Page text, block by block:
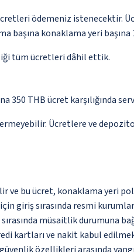
ödemeniz istenecektir.
başına konaklama yeri başına
tüm ücretleri dâhil ettik.
350 THB ücret karşılığında
Ücretlere ve
ve bu ücret, konaklama yeri
giriş sırasında resmi
müsaitlik durumuna
kartları ve nakit kabul